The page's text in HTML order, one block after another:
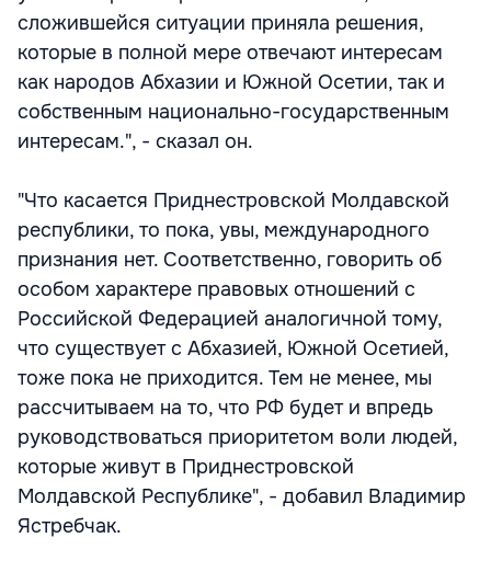
сложившейся ситуации приняла решения,
которые в полной мере отвечают интересам
как народов Абхазии и Южной Осетии, так и
собственным национально-государственным
интересам.", - сказал он.
"Что касается Приднестровской Молдавской
республики, то пока, увы, международного
признания нет. Соответственно, говорить об
особом характере правовых отношений с
Российской Федерацией аналогичной тому,
что существует с Абхазией, Южной Осетией,
тоже пока не приходится. Тем не менее, мы
рассчитываем на то, что РФ будет и впредь
руководствоваться приоритетом воли людей,
которые живут в Приднестровской
Молдавской Республике", - добавил Владимир
Ястребчак.